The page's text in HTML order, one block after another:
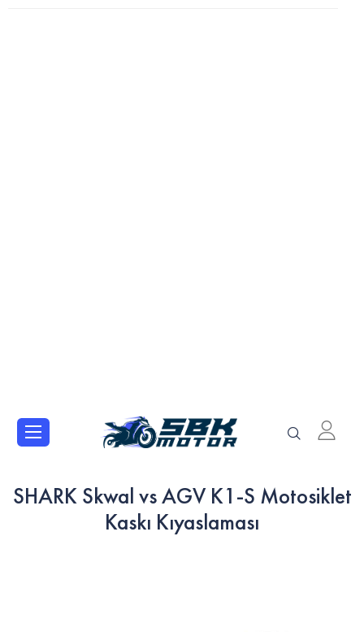
SHARK Skwal vs AGV K1-S Motosiklet
Kaskı Kıyaslaması